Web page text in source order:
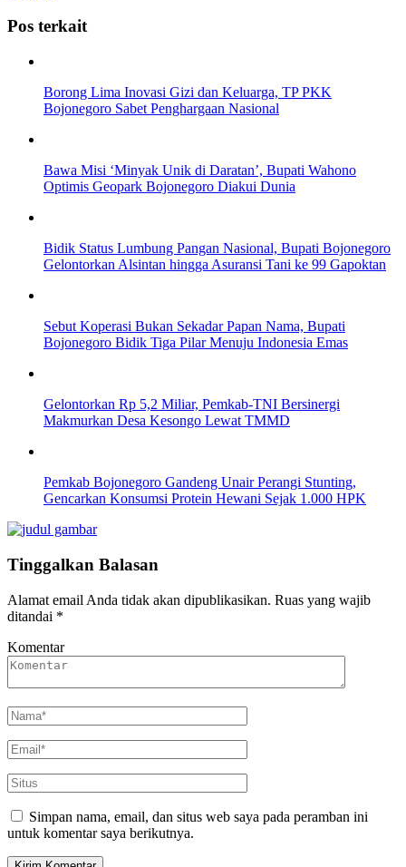
Pos terkait
Borong Lima Inovasi Gizi dan Keluarga, TP PKK
Bojonegoro Sabet Penghargaan Nasional
Bawa Misi ‘Minyak Unik di Daratan’, Bupati Wahono
Optimis Geopark Bojonegoro Diakui Dunia
Bidik Status Lumbung Pangan Nasional, Bupati Bojonegoro
Gelontorkan Alsintan hingga Asuransi Tani ke 99 Gapoktan
Sebut Koperasi Bukan Sekadar Papan Nama, Bupati
Bojonegoro Bidik Tiga Pilar Menuju Indonesia Emas
Gelontorkan Rp 5,2 Miliar, Pemkab-TNI Bersinergi
Makmurkan Desa Kesongo Lewat TMMD
Pemkab Bojonegoro Gandeng Unair Perangi Stunting,
Gencarkan Konsumsi Protein Hewani Sejak 1.000 HPK
Tinggalkan Balasan
Alamat email Anda tidak akan dipublikasikan. Ruas yang wajib
ditandai *
Komentar
Simpan nama, email, dan situs web saya pada peramban ini
untuk komentar saya berikutnya.